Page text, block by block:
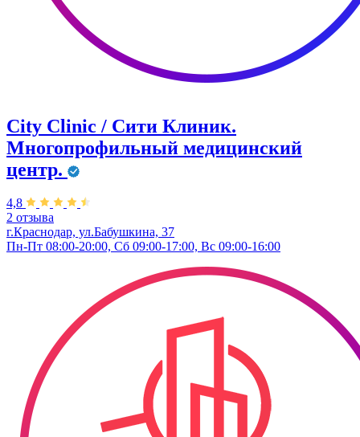
City Clinic / Сити Клиник.
Многопрофильный медицинский
центр.
4,8
2 отзыва
г.Краснодар, ул.Бабушкина, 37
Пн-Пт 08:00-20:00, Сб 09:00-17:00, Вс 09:00-16:00